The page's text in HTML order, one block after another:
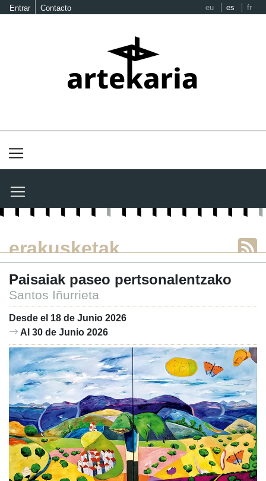
Entrar Contacto eu es fr
erakusketak
Paisaiak paseo pertsonalentzako
Santos Iñurrieta
Desde el 18 de Junio 2026
Al 30 de Junio 2026